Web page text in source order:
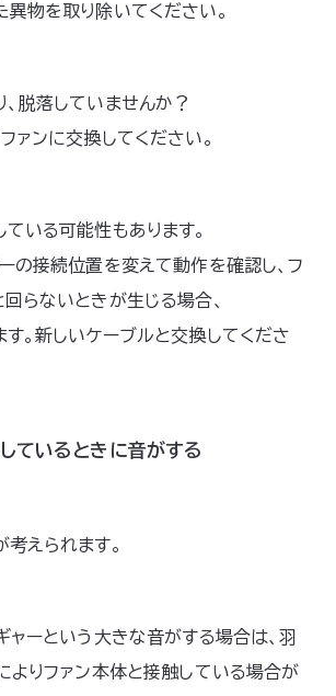
物を取り除いてください。
脱落していませんか？
ァンに交換してください。
いる可能性もあります。
の接続位置を変えて動作を確認し、フ
らないときが生じる場合、
。新しいケーブルと交換してくださ
ているときに音がする
えられます。
ャーという大きな音がする場合は、羽
りファン本体と接触している場合が